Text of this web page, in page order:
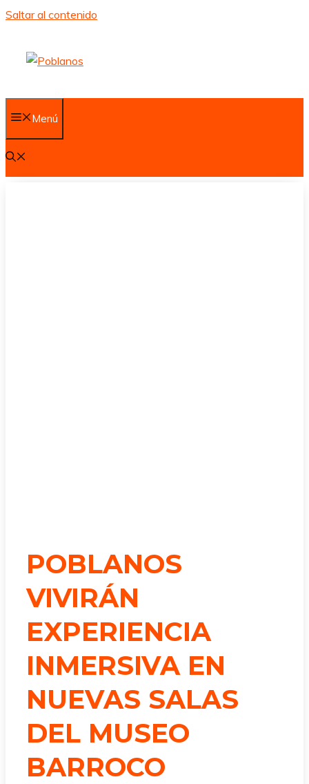
Saltar al contenido
Menú
POBLANOS
VIVIRÁN
EXPERIENCIA
INMERSIVA EN
NUEVAS SALAS
DEL MUSEO
BARROCO